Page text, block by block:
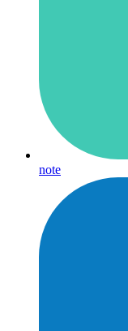
note